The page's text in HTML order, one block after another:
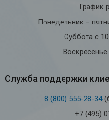
График
Понедельник –
Суббота с
Служба под­держки
8 (800) 555-28-34
+7 (495)